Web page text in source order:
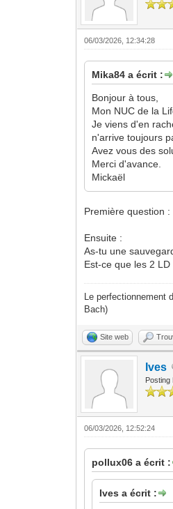
06/03/2026, 12:34:28
Mika84 a écrit :
Bonjour à tous,
Mon NUC de la
Je viens d'en
n'arrive toujours
Avez vous des
Merci d'avance.
Mickaël
Première question
Ensuite :
As-tu une
Est-ce que les 2
Le
Bach)
Site web
Ives
Posting
06/03/2026, 12:52:24
pollux06 a écrit :
Ives a écrit :